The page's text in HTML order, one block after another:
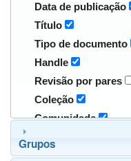
Data de publicação
Título
Tipo de documento
Handle
Revisão por pares
Coleção
Comunidade
Grupos